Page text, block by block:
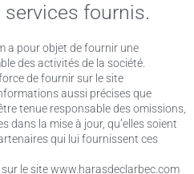
fournis.
a pour objet de fournir une
des activités de la société.
de fournir sur le site
aussi précises que
tenue responsable des omissions,
dans la mise à jour, qu’elles soient
qui lui fournissent ces
le site www.harasdeclarbec.com